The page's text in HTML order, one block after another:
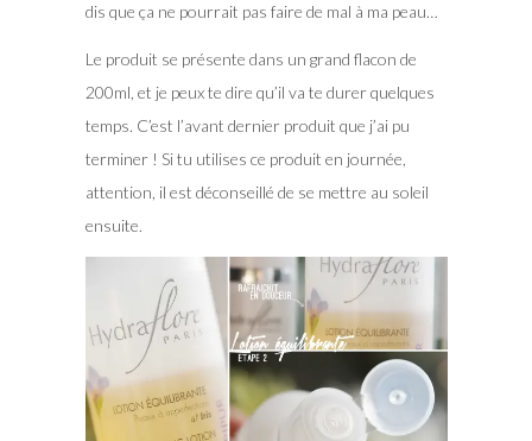
dis que ça ne pourrait pas faire de mal à ma peau…
Le produit se présente dans un grand flacon de
200ml, et je peux te dire qu’il va te durer quelques
temps. C’est l’avant dernier produit que j’ai pu
terminer ! Si tu utilises ce produit en journée,
attention, il est déconseillé de se mettre au soleil
ensuite.